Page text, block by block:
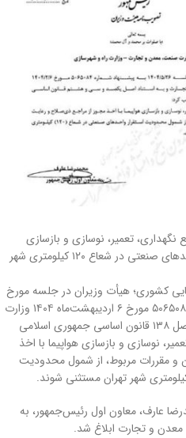
تعمیر، نوسازی و بازسازی
هواپیما از شمول محدودیت استقرار واحدهای صنعتی در شعاع ۱۲۰ کیلومتری شهر
کشوری؛ هیأت وزیران در جلسه مورخ
۲۶ مردادماه ۱۴۰۴ و به پیشنهاد شماره ۵۰۶۵۰۸۴ مورخ ۶ اردیبهشت‌ماه ۱۴۰۴ وزارت
صنعت، معدن و تجارت و با استناد به اصل ۱۳۸ قانون اساسی جمهوری اسلامی
نوسازی و بازسازی هواپیما با اخذ
و مقررات مربوط، از شمول محدودیت
عارف، معاون اول رئیس‌جمهور، به
معدن و تجارت ابلاغ شد.